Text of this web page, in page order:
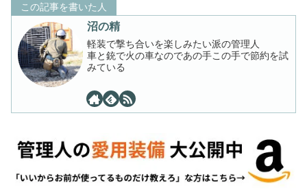
この記事を書いた人
沼の精
軽装で撃ち合いを楽しみたい派の管理人
車と銃で火の車なのであの手この手で節約を試
みている